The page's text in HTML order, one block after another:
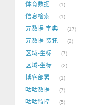
体育数据 1
信息检索 1
元数据-字典 17
元数据-资讯 2
区域-坐标 7
区域-坐标 2
博客部署 1
咕咕数据 7
咕咕监控 5